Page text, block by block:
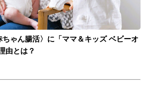
ちゃん腸活〉に「ママ＆キッズ ベビーオ
由とは？